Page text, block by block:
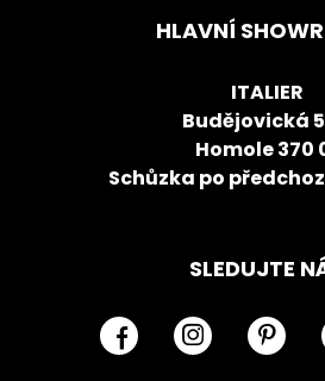
HLAVNÍ
ITALIER
Budějovická
Homole 370
Schůzka po
SLEDUJTE